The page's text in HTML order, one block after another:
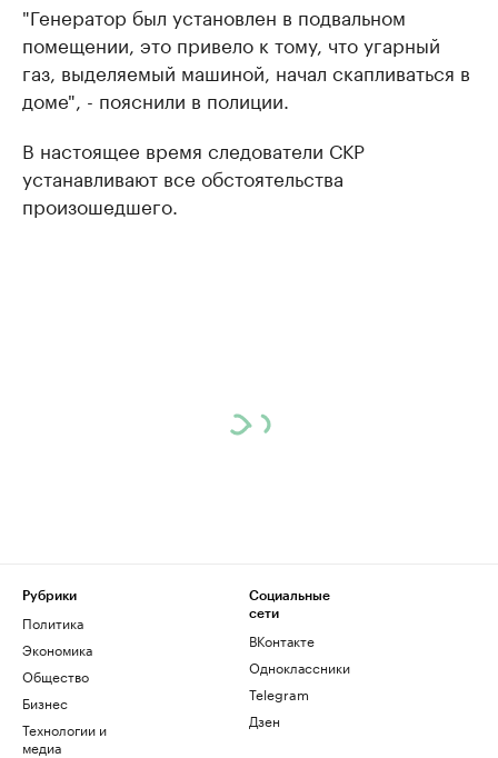
"Генератор был установлен в подвальном
помещении, это привело к тому, что угарный
газ, выделяемый машиной, начал скапливаться в
доме", - пояснили в полиции.
В настоящее время следователи СКР
устанавливают все обстоятельства
произошедшего.
Рубрики
Политика
Экономика
Общество
Бизнес
Технологии и
медиа
Социальные
сети
ВКонтакте
Одноклассники
Telegram
Дзен